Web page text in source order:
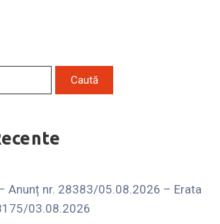
Anunț nr. 28383/05.08.2026 – Erata
03.08.2026